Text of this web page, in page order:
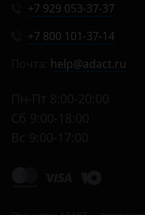
+7 929 053-37-37
+7 800 101-37-14
help@adact.ru